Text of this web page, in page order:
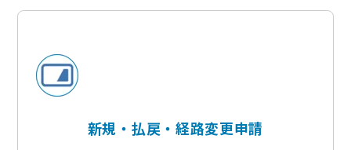
新規・払戻・経路変更申請